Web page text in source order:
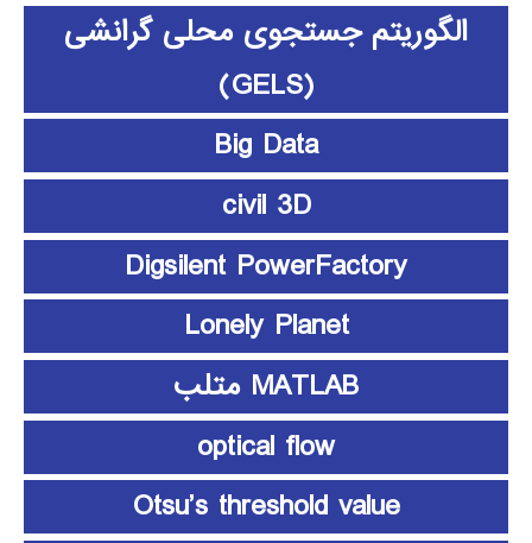
الگوریتم جستجوی محلی گرانشی
(GELS)
Big Data
civil 3D
Digsilent PowerFactory
Lonely Planet
MATLAB متلب
optical flow
Otsu’s threshold value